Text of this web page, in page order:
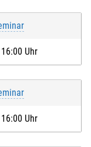
(AGB)
Uhr
Uhr